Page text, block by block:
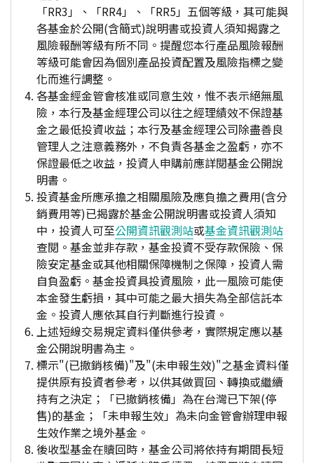
「RR3」、「RR4」、「RR5」五個等級，其可能與
各基金於公開(含簡式)說明書或投資人須知揭露之
風險報酬等級有所不同。提醒您本行產品風險報酬
等級可能會因為個別產品投資配置及風險指標之變
化而進行調整。
各基金經金管會核准或同意生效，惟不表示絕無風
險，本行及基金經理公司以往之經理績效不保證基
金之最低投資收益；本行及基金經理公司除盡善良
管理人之注意義務外，不負責各基金之盈虧，亦不
保證最低之收益，投資人申購前應詳閱基金公開說
明書。
投資基金所應承擔之相關風險及應負擔之費用(含分
銷費用等)已揭露於基金公開說明書或投資人須知
中，投資人可至公開資訊觀測站或基金資訊觀測站
查閱。基金並非存款，基金投資不受存款保險、保
險安定基金或其他相關保障機制之保障，投資人需
自負盈虧。基金投資具投資風險，此一風險可能使
本金發生虧損，其中可能之最大損失為全部信託本
金。投資人應依其自行判斷進行投資。
上述短線交易規定資料僅供參考，實際規定應以基
金公開說明書為主。
標示"(已撤銷核備)"及"(未申報生效)"之基金資料僅
提供原有投資者參考，以供其做買回、轉換或繼續
持有之決定；「已撤銷核備」為在台灣已下架(停
售)的基金；「未申報生效」為未向金管會辦理申報
生效作業之境外基金。
後收型基金在贖回時，基金公司將依持有期間長短